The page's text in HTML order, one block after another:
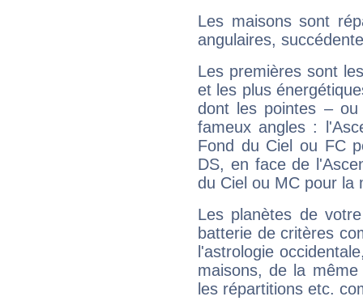
Les maisons sont
angulaires,
Les premières sont
et les plus
dont les pointes –
fameux angles :
Fond du Ciel ou FC
DS, en face de
du Ciel ou MC pour la
Les planètes de
batterie de critères
l'astrologie
maisons, de la
les répartitions etc.